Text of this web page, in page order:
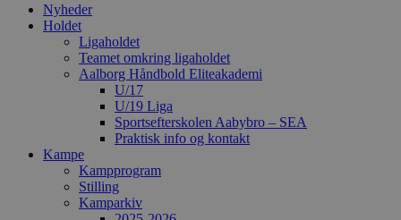
Nyheder
Holdet
Ligaholdet
Teamet omkring ligaholdet
Aalborg Håndbold Eliteakademi
U/17
U/19 Liga
Sportsefterskolen Aabybro – SEA
Praktisk info og kontakt
Kampe
Kampprogram
Stilling
Kamparkiv